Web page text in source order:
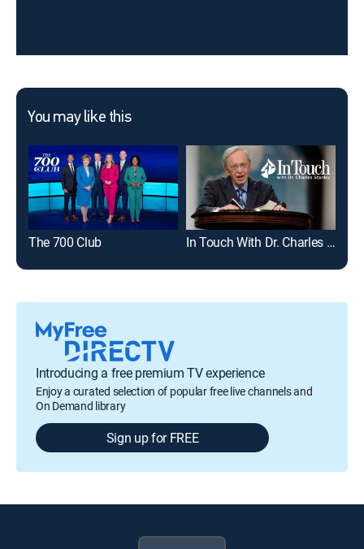
You may like this
The 700 Club In Touch With Dr. Charles Stanley
Introducing a free premium TV experience
Enjoy a curated selection of popular free live channels and
On Demand library
Sign up for FREE